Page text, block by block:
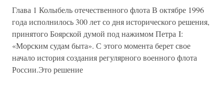
Глава 1 Колыбель отечественного флота В октябре 1996
года исполнилось 300 лет со дня исторического решения,
принятого Боярской думой под нажимом Петра I:
«Морским судам быта». С этого момента берет свое
начало история создания регулярного военного флота
России.Это решение